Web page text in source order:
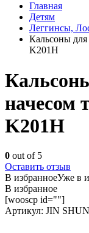
Главная
Детям
Леггинсы,
Кальсоны для
K201H
начесом
K201H
0 out of 5
Оставить отзыв
В избранноеУже в
В избранное
[wooscp id=""]
Артикул: JIN